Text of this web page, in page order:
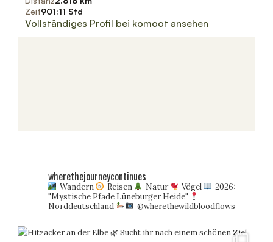
wherethejourneycontinues
Wandern Reisen Natur Vögel
2026:
"Mystische Pfade Lüneburger Heide"
Norddeutschland
@wherethewildbloodflows